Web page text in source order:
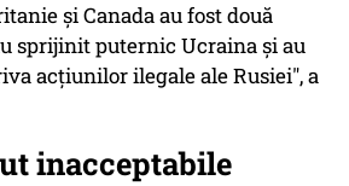
şi Canada au fost două
sprijinit puternic Ucraina şi au
acţiunilor ilegale ale Rusiei", a
inacceptabile